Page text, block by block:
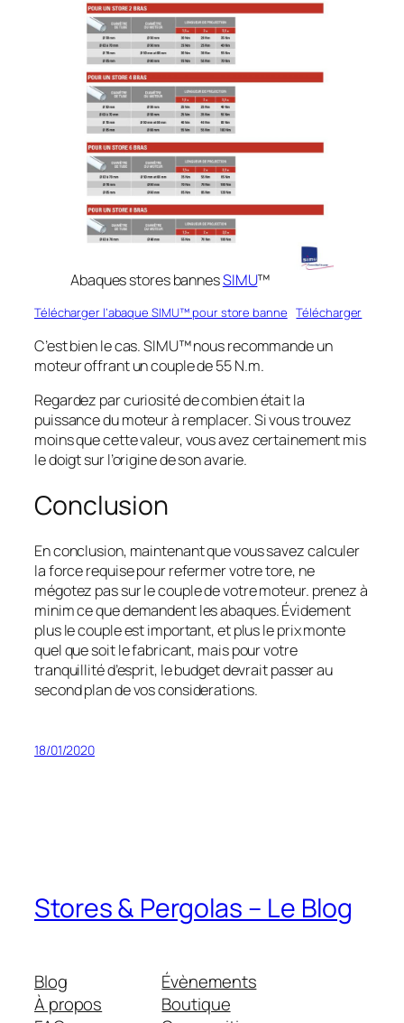
Abaques stores bannesSIMU™
Télécharger l’abaque SIMU™ pour store banne Télécharger
C’est bien le cas. SIMU™ nous recommande un
moteur offrant un couple de 55 N.m.
Regardez par curiosité de combien était la
puissance du moteur à remplacer. Si vous trouvez
moins que cette valeur, vous avez certainement mis
le doigt sur l’origine de son avarie.
Conclusion
En conclusion, maintenant que vous savez calculer
la force requise pour refermer votre tore, ne
mégotez pas sur le couple de votre moteur. prenez à
minim ce que demandent les abaques. Évidement
plus le couple est important, et plus le prix monte
quel que soit le fabricant, mais pour votre
tranquillité d’esprit, le budget devrait passer au
second plan de vos considerations.
18/01/2020
Stores & Pergolas – Le Blog
Blog
À propos
Évènements
Boutique